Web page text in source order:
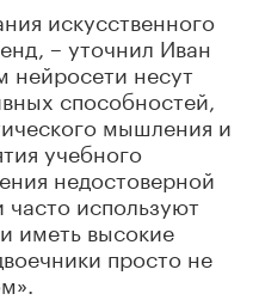
искусственного
– уточнил Иван
нейросети несут
способностей,
мышления и
учебного
недостоверной
используют
иметь высокие
просто не